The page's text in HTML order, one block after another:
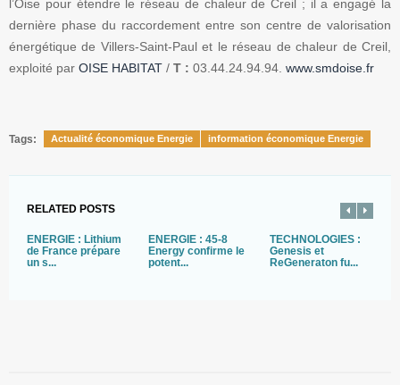
l’Oise pour étendre le réseau de chaleur de Creil ; il a engagé la
dernière phase du raccordement entre son centre de valorisation
énergétique de Villers-Saint-Paul et le réseau de chaleur de Creil,
exploité par OISE HABITAT / T : 03.44.24.94.94. www.smdoise.fr
Tags: Actualité économique Energie information économique Energie
RELATED POSTS
ÉNERGIE : Lithium
de France prépare
un s...
ÉNERGIE : 45-8
Energy confirme le
potent...
TECHNOLOGIES :
Genesis et
ReGeneraton fu...